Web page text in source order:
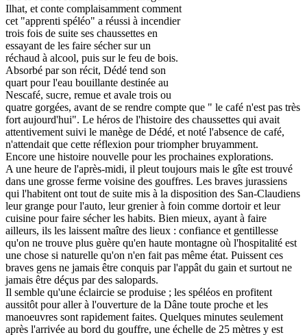
Ilhat, et conte complaisamment comment
cet "apprenti spéléo" a réussi à incendier
trois fois de suite ses chaussettes en
essayant de les faire sécher sur un
réchaud à alcool, puis sur le feu de bois.
Absorbé par son récit, Dédé tend son
quart pour l'eau bouillante destinée au
Nescafé, sucre, remue et avale trois ou
quatre gorgées, avant de se rendre compte que " le café n'est pas très
fort aujourd'hui". Le héros de l'histoire des chaussettes qui avait
attentivement suivi le manège de Dédé, et noté l'absence de café,
n'attendait que cette réflexion pour triompher bruyamment.
Encore une histoire nouvelle pour les prochaines explorations.
A une heure de l'après-midi, il pleut toujours mais le gîte est trouvé
dans une grosse ferme voisine des gouffres. Les braves jurassiens
qui l'habitent ont tout de suite mis à la disposition des San-Claudiens
leur grange pour l'auto, leur grenier à foin comme dortoir et leur
cuisine pour faire sécher les habits. Bien mieux, ayant à faire
ailleurs, ils les laissent maître des lieux : confiance et gentillesse
qu'on ne trouve plus guère qu'en haute montagne où l'hospitalité est
une chose si naturelle qu'on n'en fait pas même état. Puissent ces
braves gens ne jamais être conquis par l'appât du gain et surtout ne
jamais être déçus par des salopards.
Il semble qu'une éclaircie se produise ; les spéléos en profitent
aussitôt pour aller à l'ouverture de la Dâne toute proche et les
manoeuvres sont rapidement faites. Quelques minutes seulement
après l'arrivée au bord du gouffre, une échelle de 25 mètres y est